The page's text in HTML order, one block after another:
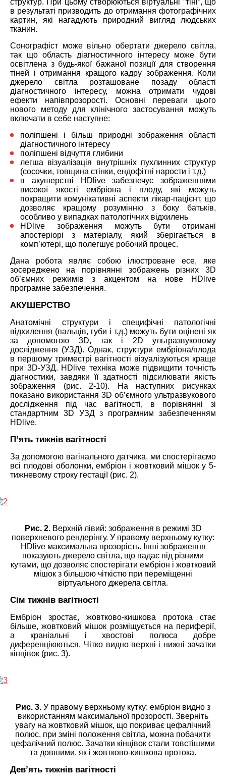
в результаті призводить до отримання фотографічних
картин, які нагадують природний вигляд людських
тканин.
Сонографіст може вільно обертати джерело світла,
так що область діагностичного інтересу може бути
освітлена з будь-якої бажаної позиції для створення
тіней і отримання кращого кадру зображення. Коли
джерело світла розташоване позаду області
діагностичного інтересу, можна отримати чудові
ефекти напівпрозорості. Основні переваги цього
нового методу для клінічного застосування можуть
включати в себе наступне:
поліпшені і більш природні зображення області
діагностичного інтересу
поліпшені відчуття глибини
легша візуалізація внутрішніх пухлинних структур
(сосочки, товщина стінки, ендофітні нарости і т.д.)
в акушерстві HDlive забезпечує зображеннями
високої якості ембріона і плоду, які можуть
покращити комунікативні аспекти лікар-пацієнт, що
дозволяє кращому розумінню з боку батьків,
особливо у випадках патологічних відхилень
HDlive зображення можуть бути отримані
апостеріорі з матеріалу, який зберігається в
комп’ютері, що полегшує робочий процес.
Дана робота являє собою ілюстроване есе, яке
зосереджено на порівнянні зображень різних 3D
об’ємних режимів з акцентом на нове HDlive
програмне забезпечення.
АКУШЕРСТВО
Анатомічні структури і специфічні патологічні
відхилення (пальців, губи і т.д.) можуть бути оцінені як
за допомогою 3D, так і 2D ультразвуковому
дослідження (УЗД). Однак, структури ембріона/плода
в першому триместрі вагітності візуалізуються краще
при 3D-УЗД. HDlive техніка може підвищити точність
діагностики, завдяки її здатності підсилювати якість
зображення (рис. 2-10). На наступних рисунках
показано використання 3D об’ємного ультразвукового
дослідження під час вагітності, в порівнянні зі
стандартним 3D УЗД з програмним забезпеченням
HDlive.
П’ять тижнів вагітності
За допомогою вагінального датчика, ми спостерігаємо
всі плодові оболонки, ембріон і жовтковий мішок у 5-
тижневому строку гестації (рис. 2).
Рис. 2.Верхній лівий: зображення в режимі 3D
поверхневого рендерінгу. У правому верхньому кутку:
HDlive максимальна прозорість. Інші зображення
показують джерело світла, що падає під різними
кутами, що дозволяє спостерігати ембріон і жовтковий
мішок з більшою чіткістю при переміщенні
віртуального джерела світла.
Сім тижнів вагітності
Ембріон зростає, жовтково-кишкова протока стає
більше, жовтковий мішок розміщується на периферії,
а краніальні і хвостові полюса добре
диференціюються. Чітко видно верхні і нижні зачатки
кінцівок (рис. 3).
Рис. 3. У правому верхньому кутку: ембріон видно з
використанням максимальної прозорості. Зверніть
увагу на жовтковий мішок, що покриває цефалічний
полюс, при зміні положення світла, можна побачити
цефалічний полюс. Зачатки кінцівок стали товстішими
та довшими, як і жовтково-кишкова протока.
Дев’ять тижнів вагітності